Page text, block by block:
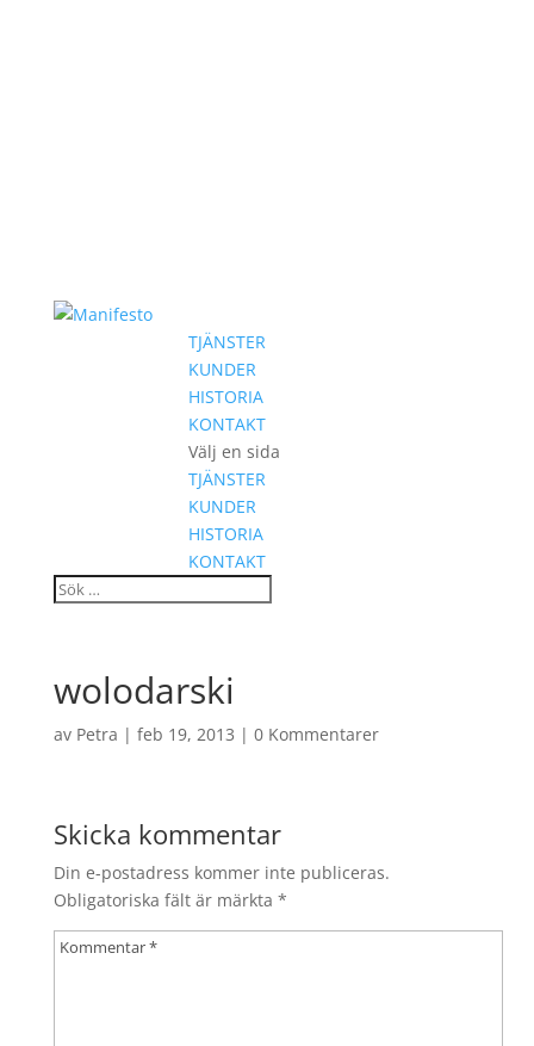
TJÄNSTER
KUNDER
HISTORIA
KONTAKT
Välj en sida
TJÄNSTER
KUNDER
HISTORIA
KONTAKT
wolodarski
av Petra | feb 19, 2013 | 0 Kommentarer
Skicka kommentar
Din e-postadress kommer inte publiceras.
Obligatoriska fält är märkta *